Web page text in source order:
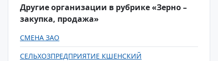
Другие организации в рубрике «Зерно –
закупка, продажа»
СМЕНА ЗАО
СЕЛЬХОЗПРЕДПРИЯТИЕ КШЕНСКИЙ